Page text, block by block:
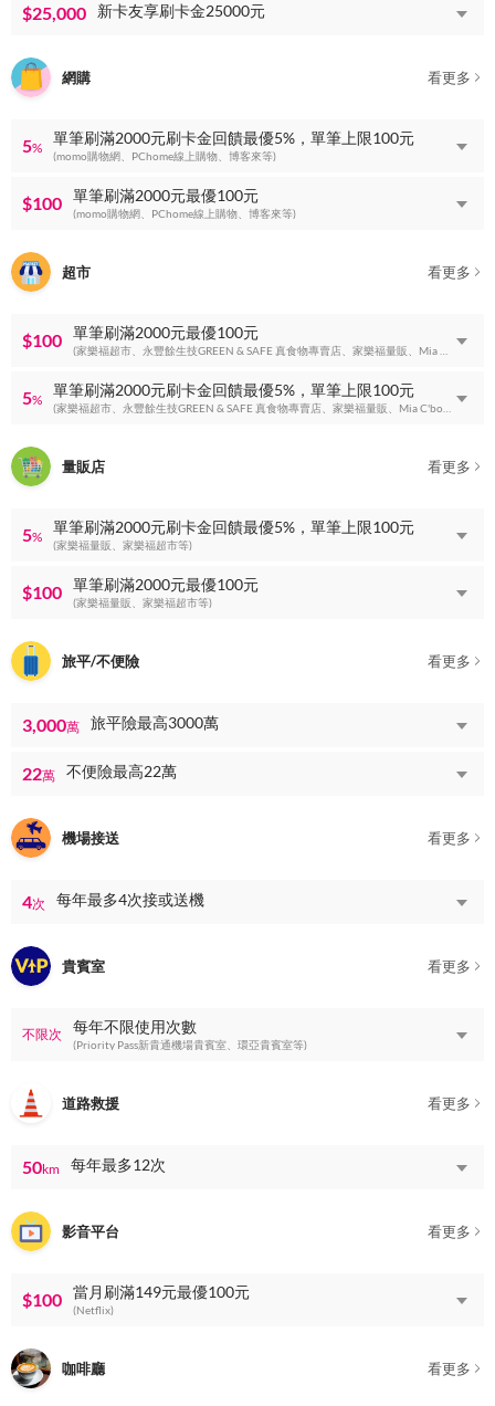
$25,000 新卡友享刷卡金25000元
網購 看更多
5%
單筆刷滿2000元刷卡金回饋最優5%，單筆上限100元
(momo購物網、PChome線上購物、博客來等)
$100 單筆刷滿2000元最優100元
(momo購物網、PChome線上購物、博客來等)
超市 看更多
$100 單筆刷滿2000元最優100元
5%
單筆刷滿2000元刷卡金回饋最優5%，單筆上限100元
量販店 看更多
5%
單筆刷滿2000元刷卡金回饋最優5%，單筆上限100元
(家樂福量販、家樂福超市等)
$100 單筆刷滿2000元最優100元
(家樂福量販、家樂福超市等)
旅平/不便險 看更多
3,000萬 旅平險最高3000萬
22萬 不便險最高22萬
機場接送 看更多
4次 每年最多4次接或送機
貴賓室 看更多
不限次 每年不限使用次數
(Priority Pass新貴通機場貴賓室、環亞貴賓室等)
道路救援 看更多
50km 每年最多12次
影音平台 看更多
$100 當月刷滿149元最優100元
(Netflix)
咖啡廳 看更多